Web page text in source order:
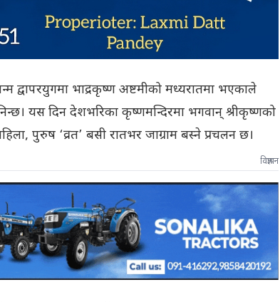
द्वापरयुगमा भाद्रकृष्ण अष्टमीको मध्यरातमा भएकाले
यस दिन देशभरिका कृष्णमन्दिरमा भगवान् श्रीकृष्णको
पुरुष ‘व्रत’ बसी रातभर जाग्राम बस्ने प्रचलन छ।
विज्ञापन